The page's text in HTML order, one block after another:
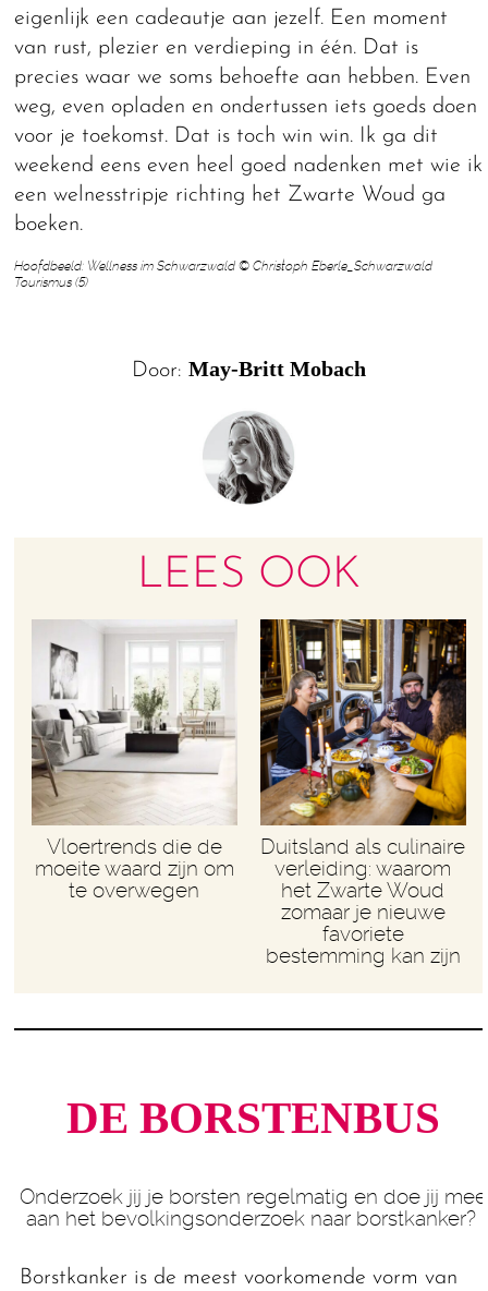
eigenlijk een cadeautje aan jezelf. Een moment
van rust, plezier en verdieping in één. Dat is
precies waar we soms behoefte aan hebben. Even
weg, even opladen en ondertussen iets goeds doen
voor je toekomst. Dat is toch win win. Ik ga dit
weekend eens even heel goed nadenken met wie ik
een welnesstripje richting het Zwarte Woud ga
boeken.
Hoofdbeeld: Wellness im Schwarzwald © Christoph Eberle_Schwarzwald
Tourismus (5)
Door: May-Britt Mobach
LEES OOK
Vloertrends die de
moeite waard zijn om
te overwegen
Duitsland als culinaire
verleiding: waarom
het Zwarte Woud
zomaar je nieuwe
favoriete
bestemming kan zijn
DE BORSTEN­BUS
Onderzoek jij je borsten regelmatig en doe jij mee
aan het bevolkingsonderzoek naar borstkanker?
Borstkanker is de meest voorkomende vorm van